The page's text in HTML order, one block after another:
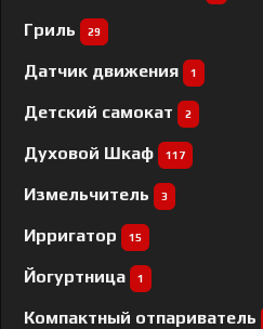
Гриль 29
Датчик движения 1
Детский самокат 2
Духовой Шкаф 117
Измельчитель 3
Ирригатор 15
Йогуртница 1
Компактный отпариватель